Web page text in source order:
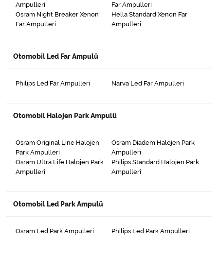
Ampulleri
Osram Night Breaker Xenon
Far Ampulleri
Far Ampulleri
Hella Standard Xenon Far
Ampulleri
Otomobil Led Far Ampulü
Philips Led Far Ampulleri Narva Led Far Ampulleri
Otomobil Halojen Park Ampulü
Osram Original Line Halojen
Park Ampulleri
Osram Ultra Life Halojen Park
Ampulleri
Osram Diadem Halojen Park
Ampulleri
Philips Standard Halojen Park
Ampulleri
Otomobil Led Park Ampulü
Osram Led Park Ampulleri Philips Led Park Ampulleri